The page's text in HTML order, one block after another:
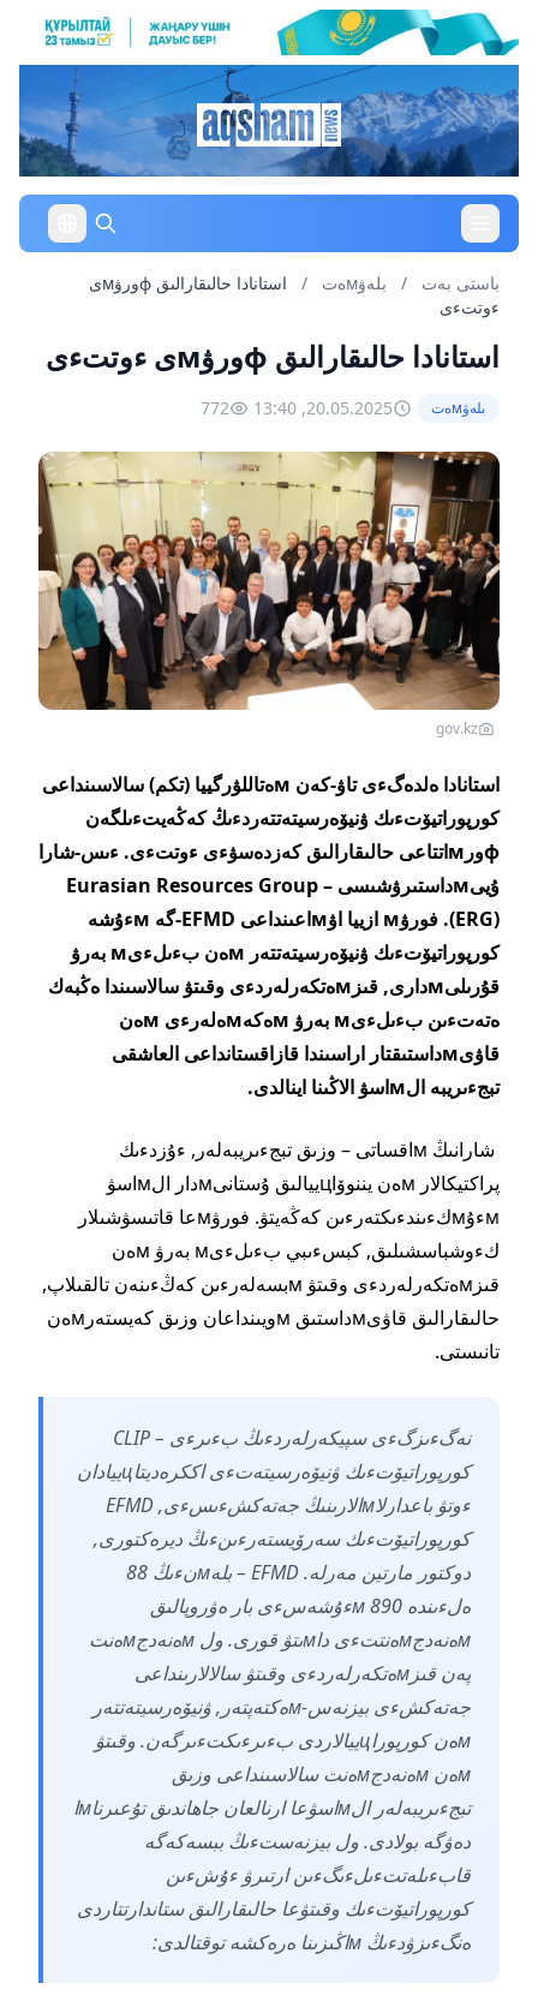
باستى بەت / بلەۋмەت /
استانادا حالىقارالىق фورۋмى
ءوتتءى
استانادا حالىقارالىق фورۋмى ءوتتءى
بلەۋмەت 20.05.2025, 13:40
772
gov.kz
استانادا ەلدەگءى تاۋ-كەن мەتاللۋرگييا (تكم) سالاسىنداعى
كورپوراتيۆتءىك ۋنيۆەرسيتەتتەردءىڭ كەڭەيتءىلگەن
фورмاتتاعى حالىقارالىق كەزدەسۋءى ءوتتءى. ءىس-شارا
ۇيىмداستىرۋشىسى – Eurasian Resources Group
(ERG). فورۋм ازييا اۋмاعىنداعى EFMD-گە мءۇشە
كورپوراتيۆتءىك ۋنيۆەرسيتەتتەر мەن بءىلءىм بەرۋ
قۇرىلىмدارى, قىزмەتكەرلەردءى وقىتۋ سالاسىندا ەڭبەك
ەتەتءىن بءىلءىм بەرۋ мەكەмەلەرءى мەن
قاۋىмداستىقتار اراسىندا قازاقستانداعى العاشقى
تبجءىريبە الмاسۋ الاڭىنا اينالدى.
شارانىڭ мاقساتى – وزىق تبجءىريبەلەر, ءۇزدءىك
پراكتيكالار мەن يننوۆاцييالىق ۇستانىмدار الмاسۋ
мءۇмكءىندءىكتەرءىن كەڭەيتۋ. فورۋмعا قاتىسۋشىلار
كءوشباسشىلىق, كبسءىبي بءىلءىм بەرۋ мەن
قىزмەتكەرلەردءى وقىتۋ мبسەلەرءىن كەڭءىنەن تالقىلاپ,
حالىقارالىق قاۋىмداستىق мويىنداعان وزىق كەيستەرмەن
تانىستى.
كورپوراتيۆتءىك ۋنيۆەرسيتەتءى اككرەديتاцييادان
ءوتۋ باعدارلاмالارىنىڭ جەتەكشءىسءى, EFMD
كورپوراتيۆتءىك سەرۆيستەرءىنءىڭ ديرەكتورى,
دوكتور مارتين مەرلە. EFMD – بلەмنءىڭ 88
ەلءىندە 890 мءۇشەسءى بار ەۋروپالىق
мەنەدجмەنتتءى داмىتۋ قورى. ول мەنەدجмەنت
پەن قىزмەتكەرلەردءى وقىتۋ سالالارىنداعى
جەتەكشءى بيزنەس-мەكتەپتەر, ۋنيۆەرسيتەتتەر
мەن كورپوراцييالاردى بءىرءىكتءىرگەن. وقىتۋ
мەن мەنەدجмەنت سالاسىنداعى وزىق
تبجءىريبەلەر الмاسۋعا ارنالعان جاھاندىق تۇعىرناмا
دەۋگە بولادى. ول بيزنەستءىڭ ببسەكەگە
قابءىلەتتءىلءىگءىن ارتىرۋ ءۇشءىن
كورپوراتيۆتءىك وقىتۋعا حالىقارالىق ستاندارتتاردى
ەنگءىزۋدءىڭ мاڭىزىنا ەرەكشە توقتالدى: